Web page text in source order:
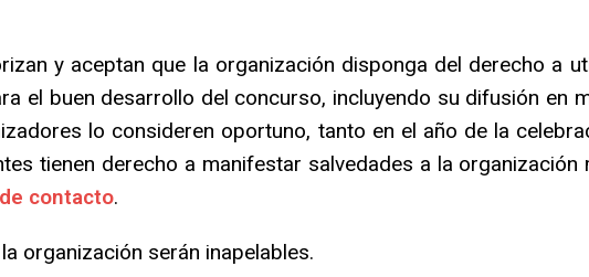
y aceptan que la organización disponga del derecho a
el buen desarrollo del concurso, incluyendo su difusión en
lo consideren oportuno, tanto en el año de la
tienen derecho a manifestar salvedades a la
contacto.
organización serán inapelables.